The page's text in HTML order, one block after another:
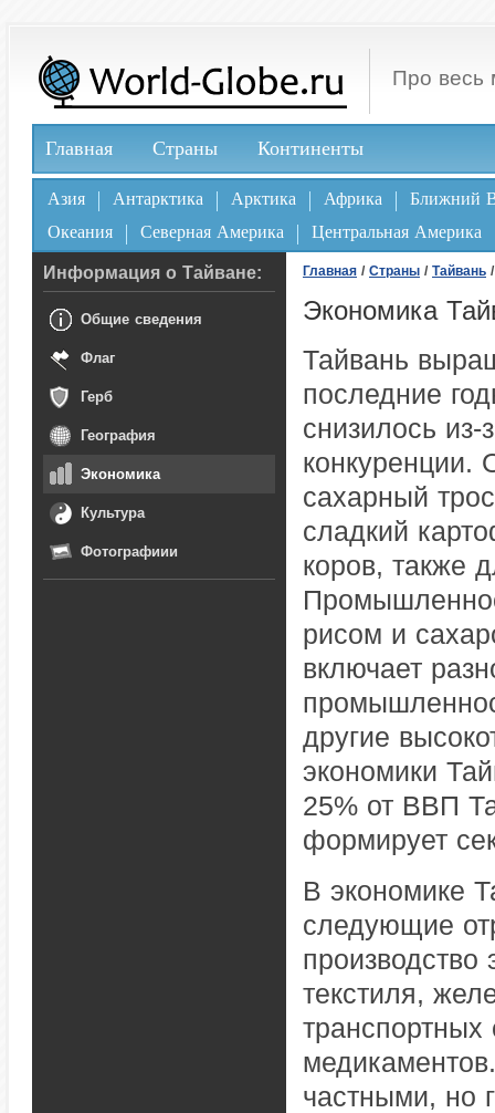
Про весь
Главная Страны Континенты
Азия Антарктика Арктика Африка
Ближний
Океания
Северная Америка Центральная Америка
Главная / Страны / Тайвань
Экономика
Тайвань
последние
снизилось
конкуренции.
сахарный
сладкий
коров, также
рисом и
включает
другие
экономики
25% от ВВП
формирует
В экономике
следующие
производство
текстиля,
транспортных
частными, но
Информация о Тайване:
Общие сведения
Флаг
Герб
География
Экономика
Культура
Фотографиии